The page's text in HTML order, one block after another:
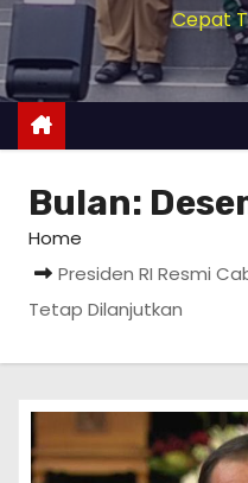
Cepat
Bulan:
Home
Presiden RI Resmi
Tetap Dilanjutkan